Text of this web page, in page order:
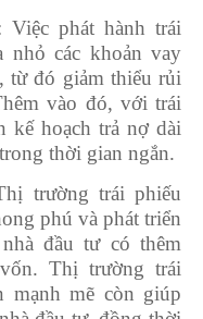
phát hành trái
nhỏ các khoản vay
từ đó giảm thiểu rủi
vào đó, với trái
kế hoạch trả nợ dài
thời gian ngắn.
trường trái phiếu
phú và phát triển
đầu tư có thêm
Thị trường trái
mạnh mẽ còn giúp